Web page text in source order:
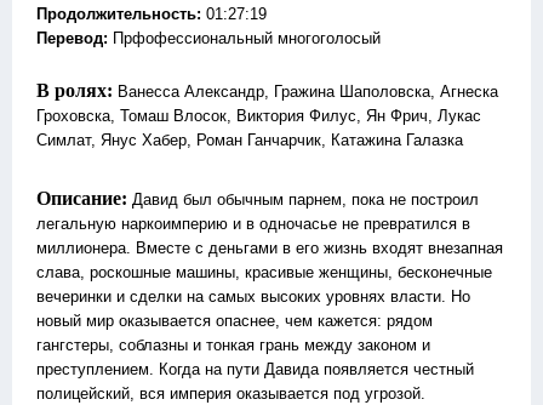
Продолжительность: 01:27:19
Перевод: Прфофессиональный многоголосый
В ролях: Ванесса Александр, Гражина Шаполовска, Агнеска
Гроховска, Томаш Влосок, Виктория Филус, Ян Фрич, Лукас
Симлат, Янус Хабер, Роман Ганчарчик, Катажина Галазка
Описание: Давид был обычным парнем, пока не построил
легальную наркоимперию и в одночасье не превратился в
миллионера. Вместе с деньгами в его жизнь входят внезапная
слава, роскошные машины, красивые женщины, бесконечные
вечеринки и сделки на самых высоких уровнях власти. Но
новый мир оказывается опаснее, чем кажется: рядом
гангстеры, соблазны и тонкая грань между законом и
преступлением. Когда на пути Давида появляется честный
полицейский, вся империя оказывается под угрозой.